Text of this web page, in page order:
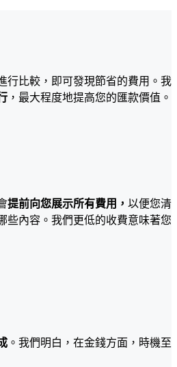
行比較，即可發現節省的費用。我
，最大程度地提高您的匯款價值。
提前向您展示所有費用， 以便您清
些內容。我們更低的收費意味著您
。我們明白，在金錢方面，時機至